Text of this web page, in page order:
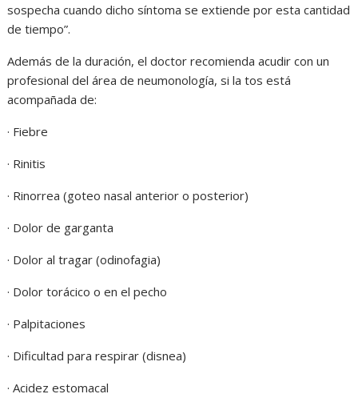
sospecha cuando dicho síntoma se extiende por esta cantidad
de tiempo”.
Además de la duración, el doctor recomienda acudir con un
profesional del área de neumonología, si la tos está
acompañada de:
· Fiebre
· Rinitis
· Rinorrea (goteo nasal anterior o posterior)
· Dolor de garganta
· Dolor al tragar (odinofagia)
· Dolor torácico o en el pecho
· Palpitaciones
· Dificultad para respirar (disnea)
· Acidez estomacal